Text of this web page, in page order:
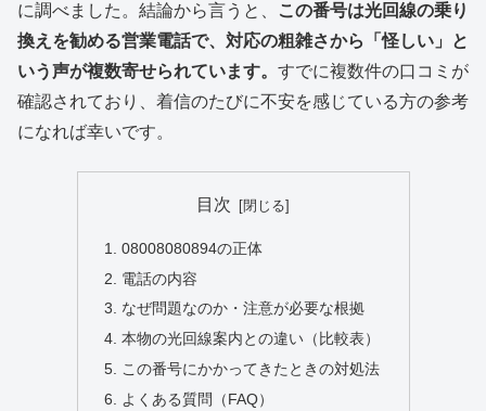
に調べました。結論から言うと、
この番号は光回線の乗り
換えを勧める営業電話で、対応の粗雑さから「怪しい」と
いう声が複数寄せられています。 すでに複数件の口コミが
確認されており、着信のたびに不安を感じている方の参考
になれば幸いです。
目次
08008080894の正体
電話の内容
なぜ問題なのか・注意が必要な根拠
本物の光回線案内との違い（比較表）
この番号にかかってきたときの対処法
よくある質問（FAQ）